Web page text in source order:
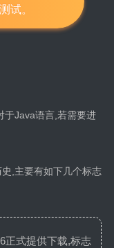
试。
于Java语言,若需要进
,主要有如下几个标志
正式提供下载,标志